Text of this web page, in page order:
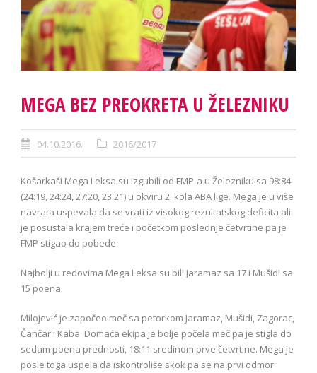
MEGA BEZ PREOKRETA U ŽELEZNIKU
04.10.2016. 2016/2017
Košarkaši Mega Leksa su izgubili od FMP-a u Železniku sa 98:84
(24:19, 24:24, 27:20, 23:21) u okviru 2. kola ABA lige. Mega je u više
navrata uspevala da se vrati iz visokog rezultatskog deficita ali
je posustala krajem treće i početkom poslednje četvrtine pa je
FMP stigao do pobede.
Najbolji u redovima Mega Leksa su bili Jaramaz sa 17 i Mušidi sa
15 poena.
Milojević je započeo meč sa petorkom Jaramaz, Mušidi, Zagorac,
Čančar i Kaba. Domaća ekipa je bolje počela meč pa je stigla do
sedam poena prednosti, 18:11 sredinom prve četvrtine. Mega je
posle toga uspela da iskontroliše skok pa se na prvi odmor